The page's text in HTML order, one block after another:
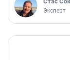
Эксперт